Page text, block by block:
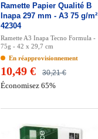
Ramette Papier Qualité B
Inapa 297 mm - A3 75 g/m²
42304
Ramette A3 Inapa Tecno Formula -
75g - 42 x 29,7 cm
En réapprovisionnement
30,21 €
10,49 €
Économisez 65%